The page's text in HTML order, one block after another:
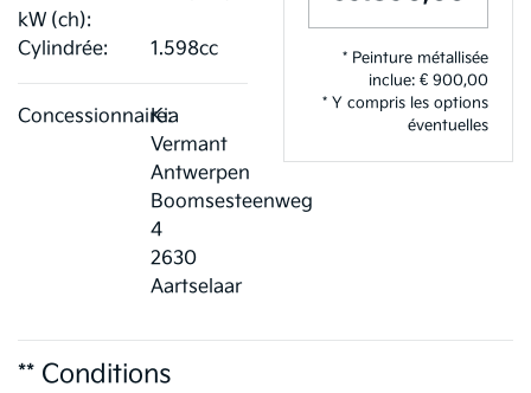
kW (ch):
Cylindrée: 1.598cc
Concessionnaire:
Kia
Vermant
Antwerpen
Boomsesteenweg
4
2630
Aartselaar
* Peinture métallisée
inclue: € 900,00
* Y compris les options
éventuelles
** Conditions